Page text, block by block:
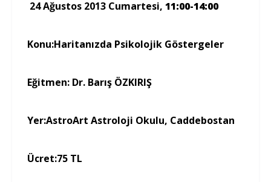
24 Ağustos 2013 Cumartesi, 11:00-14:00
Konu:Haritanızda Psikolojik Göstergeler
Eğitmen: Dr. Barış ÖZKIRIŞ
Yer:AstroArt Astroloji Okulu, Caddebostan
Ücret:75 TL